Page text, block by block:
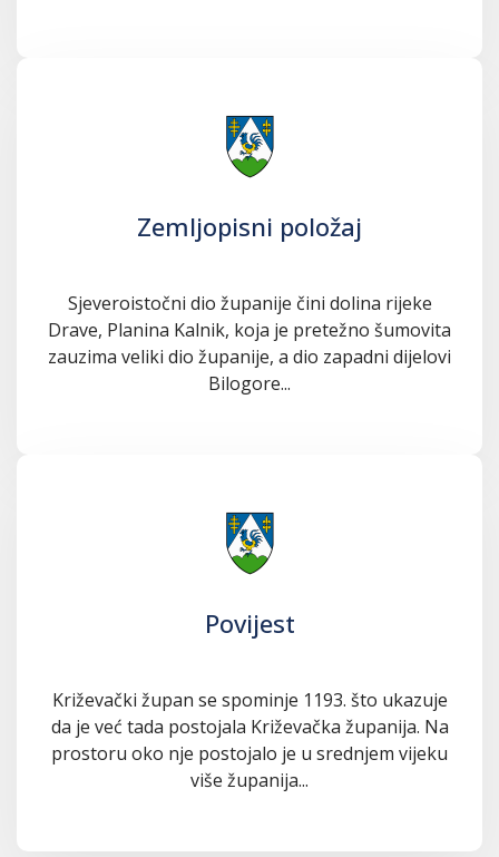
Zemljopisni položaj
Sjeveroistočni dio županije čini dolina rijeke
Drave, Planina Kalnik, koja je pretežno šumovita
zauzima veliki dio županije, a dio zapadni dijelovi
Bilogore...
Povijest
Križevački župan se spominje 1193. što ukazuje
da je već tada postojala Križevačka županija. Na
prostoru oko nje postojalo je u srednjem vijeku
više županija...